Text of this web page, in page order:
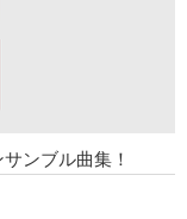
ンブル曲集！